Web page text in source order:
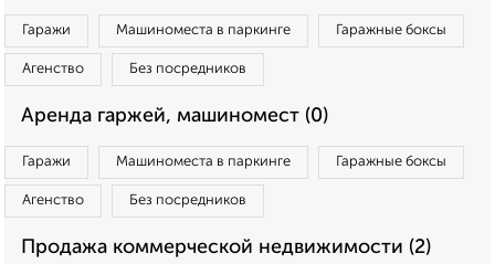
Гаражи Машиноместа в паркинге Гаражные боксы
Агенство Без посредников
Аренда гаржей, машиномест (0)
Гаражи Машиноместа в паркинге Гаражные боксы
Агенство Без посредников
Продажа коммерческой недвижимости (2)